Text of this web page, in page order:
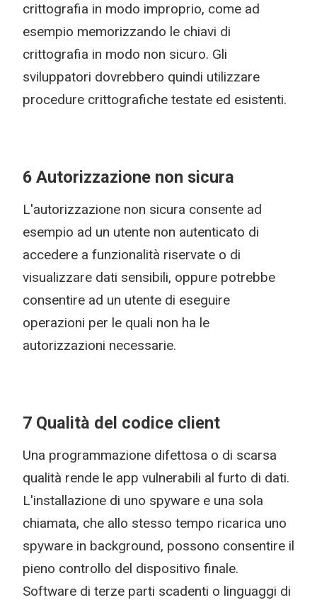
crittografia in modo improprio, come ad
esempio memorizzando le chiavi di
crittografia in modo non sicuro. Gli
sviluppatori dovrebbero quindi utilizzare
procedure crittografiche testate ed esistenti.
6 Autorizzazione non sicura
L'autorizzazione non sicura consente ad
esempio ad un utente non autenticato di
accedere a funzionalità riservate o di
visualizzare dati sensibili, oppure potrebbe
consentire ad un utente di eseguire
operazioni per le quali non ha le
autorizzazioni necessarie.
7 Qualità del codice client
Una programmazione difettosa o di scarsa
qualità rende le app vulnerabili al furto di dati.
L'installazione di uno spyware e una sola
chiamata, che allo stesso tempo ricarica uno
spyware in background, possono consentire il
pieno controllo del dispositivo finale.
Software di terze parti scadenti o linguaggi di